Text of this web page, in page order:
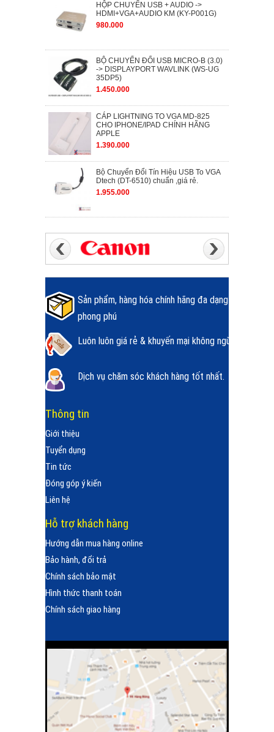
HỘP CHUYỂN USB + AUDIO ->
HDMI+VGA+AUDIO KM (KY-P001G)
980.000
BỘ CHUYỂN ĐỔI USB MICRO-B (3.0)
-> DISPLAYPORT WAVLINK (WS-UG
35DP5)
1.450.000
CÁP LIGHTNING TO VGA MD-825
CHO IPHONE/IPAD CHÍNH HÃNG
APPLE
1.390.000
Bộ Chuyển Đổi Tín Hiệu USB To VGA
Dtech (DT-6510) chuẩn ,giá rẻ.
1.955.000
Sản phẩm, hàng hóa chính hãng đa dạng
phong phú
Luôn luôn giá rẻ & khuyến mại không ngừng.
Dịch vụ chăm sóc khách hàng tốt nhất.
Thông tin
Giới thiệu
Tuyển dụng
Tin tức
Đóng góp ý kiến
Liên hệ
Hỗ trợ khách hàng
Hướng dẫn mua hàng online
Bảo hành, đổi trả
Chính sách bảo mật
Hình thức thanh toán
Chính sách giao hàng